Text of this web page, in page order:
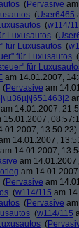
(Pervasive
(User6465
(w114/
Luxusautos (
für Luxusautos (
für Luxusautos (
für
am 14.01.2007,
(Pervasive am
am 14.01.2007,
15.01.2007,
13:50:23)
14.01.2007,
am 14.01.2007,
am
am
(Pervasive am
(w114/115 am
(Pervasive
(w114/115
(